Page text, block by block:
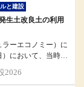
と建設
生土改良土の利用
ーエコノミー）に
において、当時の
2026